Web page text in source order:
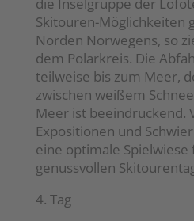
die Inselgruppe der
Skitouren-Möglichkeiten
Norden Norwegens, so
dem Polarkreis. Die
teilweise bis zum Meer,
zwischen weißem
Meer ist beeindruckend.
Expositionen und
eine optimale Spielwiese
genussvollen
4. Tag